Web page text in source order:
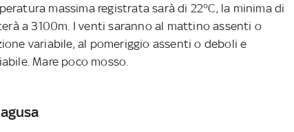
massima registrata sarà di 22°C, la minima di
a 3100m. I venti saranno al mattino assenti o
variabile, al pomeriggio assenti o deboli e
Mare poco mosso.